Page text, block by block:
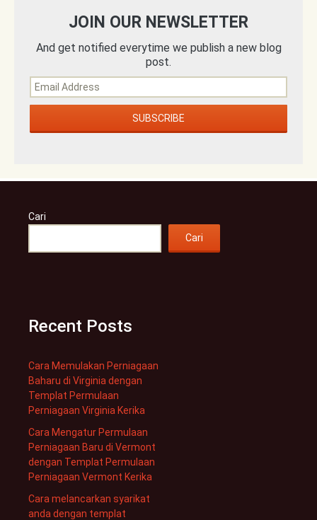
JOIN OUR NEWSLETTER
And get notified everytime we publish a new blog
post.
Cari
Cari
Recent Posts
Cara Memulakan Perniagaan
Baharu di Virginia dengan
Templat Permulaan
Perniagaan Virginia Kerika
Cara Mengatur Permulaan
Perniagaan Baru di Vermont
dengan Templat Permulaan
Perniagaan Vermont Kerika
Cara melancarkan syarikat
anda dengan templat